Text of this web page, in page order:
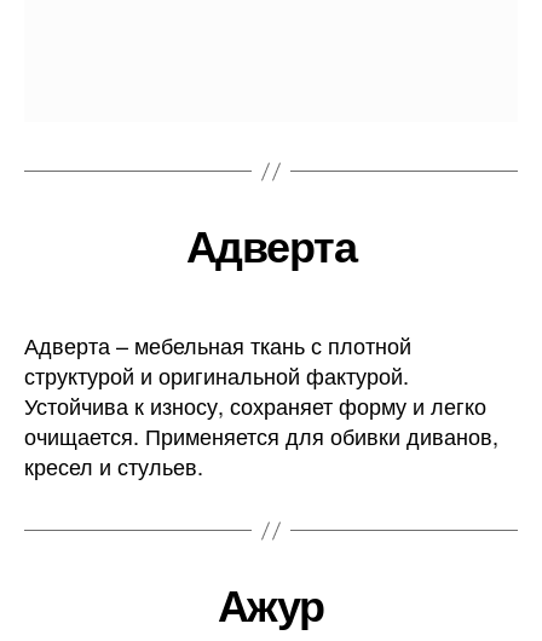
Адверта
Адверта – мебельная ткань с плотной
структурой и оригинальной фактурой.
Устойчива к износу, сохраняет форму и легко
очищается. Применяется для обивки диванов,
кресел и стульев.
Ажур